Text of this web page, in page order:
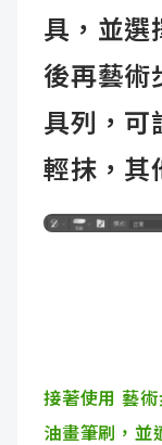
具，並選
後再藝術
具列，可
輕抹，其
接著使用 藝
油畫筆刷，並